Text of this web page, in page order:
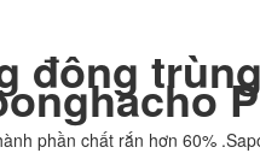
đông
phần chất rắn hơn 60%